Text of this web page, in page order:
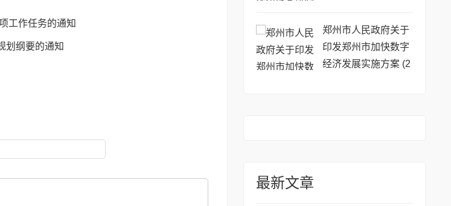
工作任务的通知
划纲要的通知
郑州市人民政府关于
印发郑州市加快数字
经济发展实施方案 (2
最新文章